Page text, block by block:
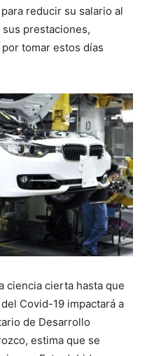
reducir su salario al
prestaciones,
tomar estos días
ciencia cierta hasta que
Covid-19 impactará a
de Desarrollo
estima que se